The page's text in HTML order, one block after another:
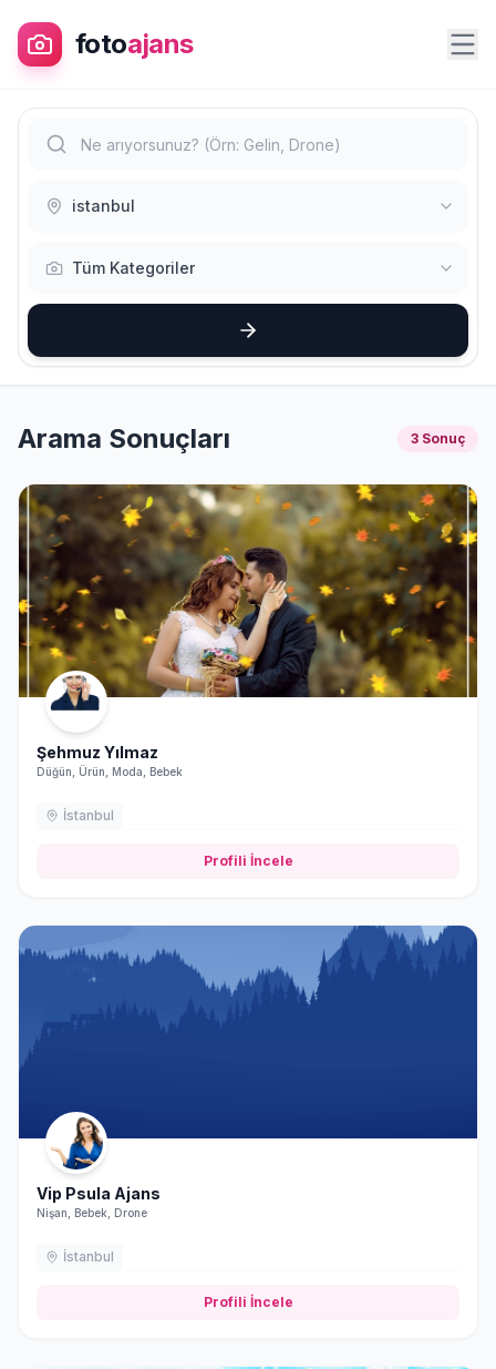
fotoajans
istanbul
Tüm Kategoriler
Arama Sonuçları 3 Sonuç
Şehmuz Yılmaz
Düğün, Ürün, Moda, Bebek
İstanbul
Profili İncele
Vip Psula Ajans
Nişan, Bebek, Drone
İstanbul
Profili İncele